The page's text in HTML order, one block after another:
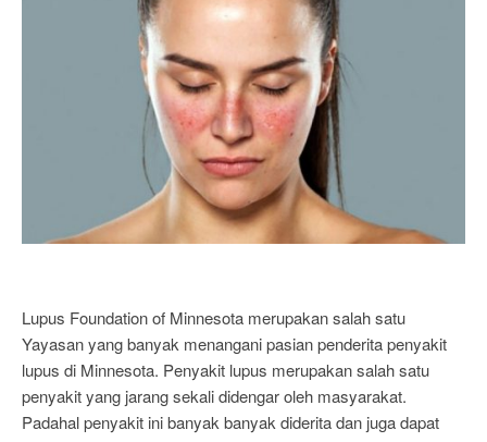
Lupus Foundation of Minnesota merupakan salah satu
Yayasan yang banyak menangani pasian penderita penyakit
lupus di Minnesota. Penyakit lupus merupakan salah satu
penyakit yang jarang sekali didengar oleh masyarakat.
Padahal penyakit ini banyak banyak diderita dan juga dapat